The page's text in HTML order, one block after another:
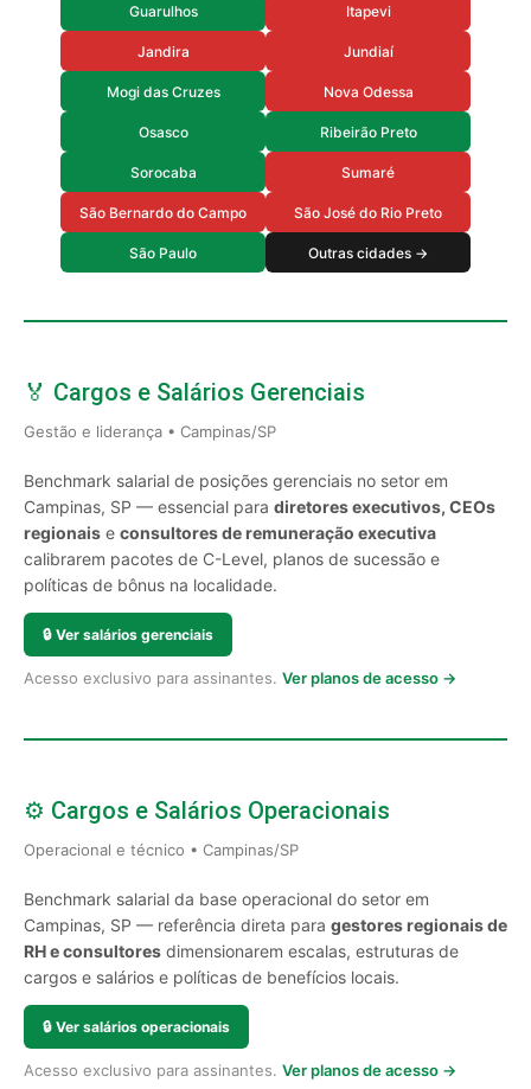
Guarulhos Itapevi
Jandira Jundiaí
Mogi das Cruzes Nova Odessa
Osasco Ribeirão Preto
Sorocaba Sumaré
São Bernardo do Campo São José do Rio Preto
São Paulo Outras cidades →
🏅 Cargos e Salários Gerenciais
Gestão e liderança • Campinas/SP
Benchmark salarial de posições gerenciais no setor em
Campinas, SP — essencial para diretores executivos, CEOs
regionais e consultores de remuneração executiva
calibrarem pacotes de C-Level, planos de sucessão e
políticas de bônus na localidade.
🔒 Ver salários gerenciais
Acesso exclusivo para assinantes. Ver planos de acesso →
⚙️ Cargos e Salários Operacionais
Operacional e técnico • Campinas/SP
Benchmark salarial da base operacional do setor em
Campinas, SP — referência direta para gestores regionais de
RH e consultores dimensionarem escalas, estruturas de
cargos e salários e políticas de benefícios locais.
🔒 Ver salários operacionais
Acesso exclusivo para assinantes. Ver planos de acesso →